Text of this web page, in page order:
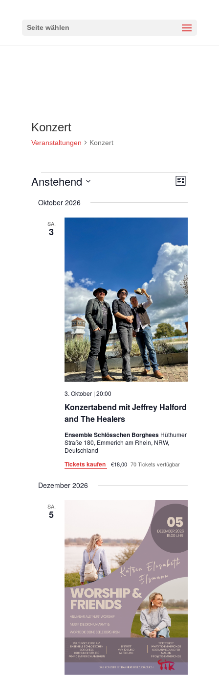
Seite wählen
Konzert
Veranstaltungen Konzert
Veranstaltungen
Ansichten-
Navigation
Ansichten-
Liste
Anstehend
wählen.
Oktober 2026
SA.
3
Konzertabend mit Jeffrey Halford
and The Healers
3. Oktober | 20:00
Ensemble Schlösschen Borghees Hüthumer
Straße 180, Emmerich am Rhein, NRW,
Deutschland
Tickets kaufen €18,00 70 Tickets verfügbar
Dezember 2026
SA.
5